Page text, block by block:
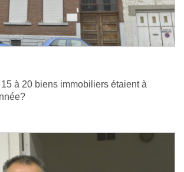
à 20 biens immobiliers étaient à